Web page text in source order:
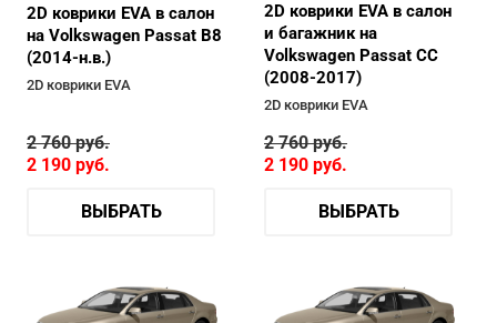
2D коврики EVA в салон
на Volkswagen Passat B8
(2014-н.в.)
2D коврики EVA
2 760руб.
2 190 руб.
ВЫБРАТЬ
2D коврики EVA в салон
и багажник на
Volkswagen Passat CC
(2008-2017)
2D коврики EVA
2 760руб.
2 190 руб.
ВЫБРАТЬ